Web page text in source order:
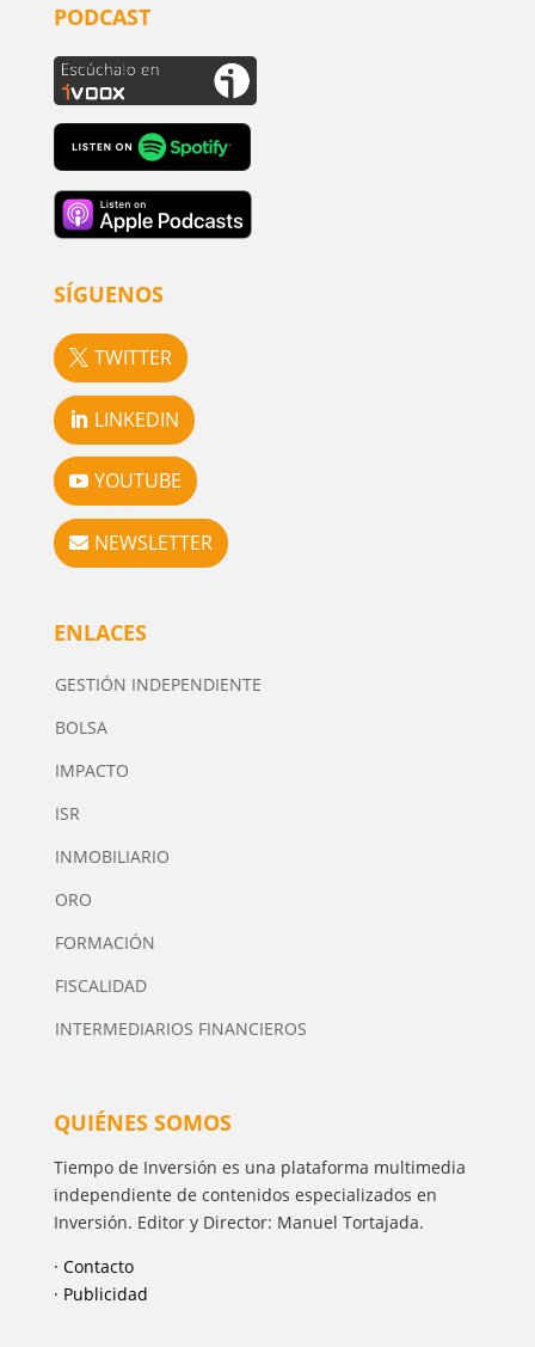
PODCAST
SÍGUENOS
TWITTER
LINKEDIN
YOUTUBE
NEWSLETTER
ENLACES
GESTIÓN INDEPENDIENTE
BOLSA
IMPACTO
ISR
INMOBILIARIO
ORO
FORMACIÓN
FISCALIDAD
INTERMEDIARIOS FINANCIEROS
QUIÉNES SOMOS
Tiempo de Inversión es una plataforma multimedia
independiente de contenidos especializados en
Inversión. Editor y Director: Manuel Tortajada.
· Contacto
· Publicidad